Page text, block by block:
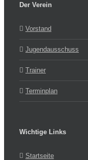
Der Verein
Vorstand
Jugendausschuss
Trainer
Terminplan
Wichtige Links
Startseite